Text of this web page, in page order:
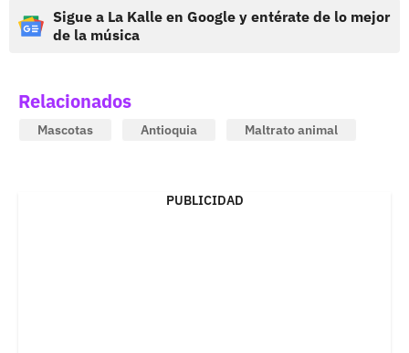
Sigue a La Kalle en Google y entérate de lo mejor
de la música
Relacionados
Mascotas Antioquia Maltrato animal
PUBLICIDAD